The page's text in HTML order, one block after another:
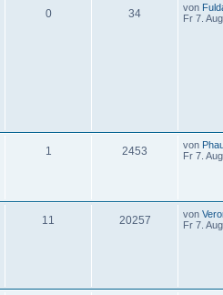
0 34 von
Fr 7.
1 2453 von
Fr 7.
11 20257 von
Fr 7.